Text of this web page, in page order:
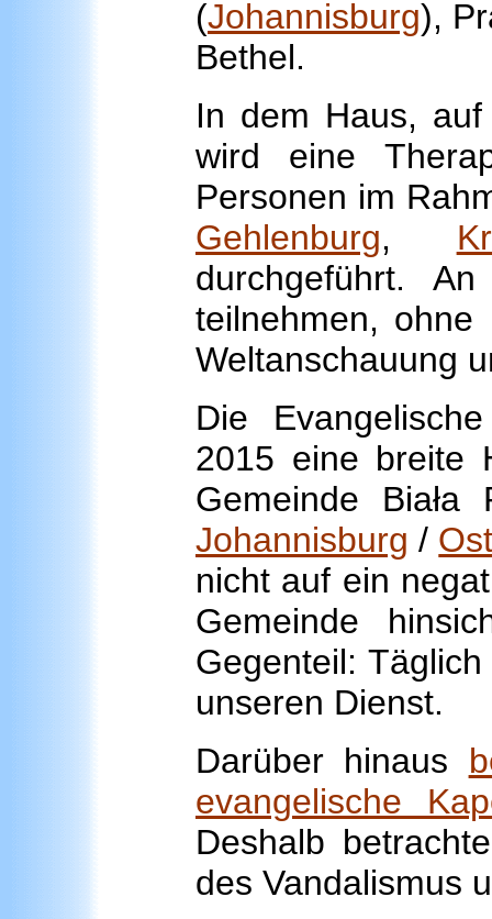
(Johannisburg),
Bethel.
In dem Haus,
wird eine
Personen im
Gehlenburg,
durchgeführt.
teilnehmen, ohne
Weltanschauung
Die
2015 eine breite
Gemeinde
Johannisburg /
nicht auf ein
Gemeinde
Gegenteil:
unseren Dienst.
Darüber hinaus
evangelische
Deshalb
des Vandalismus